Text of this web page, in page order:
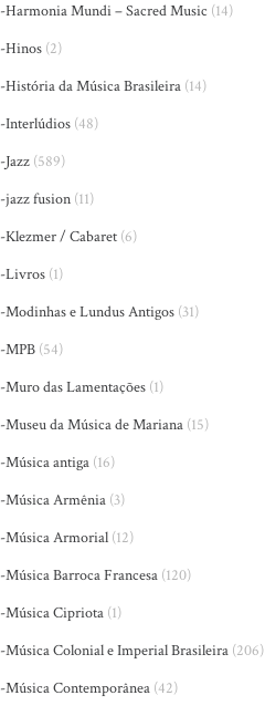
-Harmonia Mundi – Sacred Music (14)
-Hinos (2)
-História da Música Brasileira (14)
-Interlúdios (48)
-Jazz (589)
-jazz fusion (11)
-Klezmer / Cabaret (6)
-Livros (1)
-Modinhas e Lundus Antigos (31)
-MPB (54)
-Muro das Lamentações (1)
-Museu da Música de Mariana (15)
-Música antiga (16)
-Música Armênia (3)
-Música Armorial (12)
-Música Barroca Francesa (120)
-Música Cipriota (1)
-Música Colonial e Imperial Brasileira (206)
-Música Contemporânea (42)